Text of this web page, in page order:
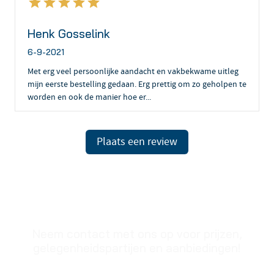
Henk Gosselink
6-9-2021
Met erg veel persoonlijke aandacht en vakbekwame uitleg
mijn eerste bestelling gedaan. Erg prettig om zo geholpen te
worden en ook de manier hoe er...
Plaats een review